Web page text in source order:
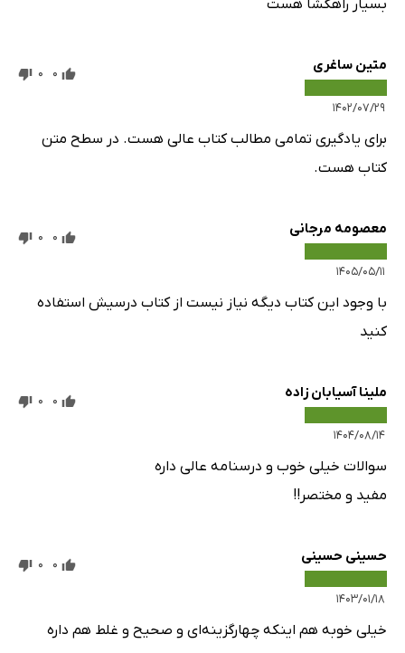
بسیار راهگشا هست
متین ساغری
۱۴۰۲/۰۷/۲۹
0
0
برای یادگیری تمامی مطالب کتاب عالی هست. در سطح متن
کتاب هست.
معصومه مرجانی
۱۴۰۵/۰۵/۱۱
0
0
با وجود این کتاب دیگه نیاز نیست از کتاب درسیش استفاده
کنید
ملینا آسیابان زاده
۱۴۰۴/۰۸/۱۴
0
0
سوالات خیلی خوب و درسنامه عالی داره
مفید و مختصر!!
حسینی حسینی
۱۴۰۳/۰۱/۱۸
0
0
خیلی خوبه هم اینکه چهارگزینه‌ای و صحیح و غلط هم داره